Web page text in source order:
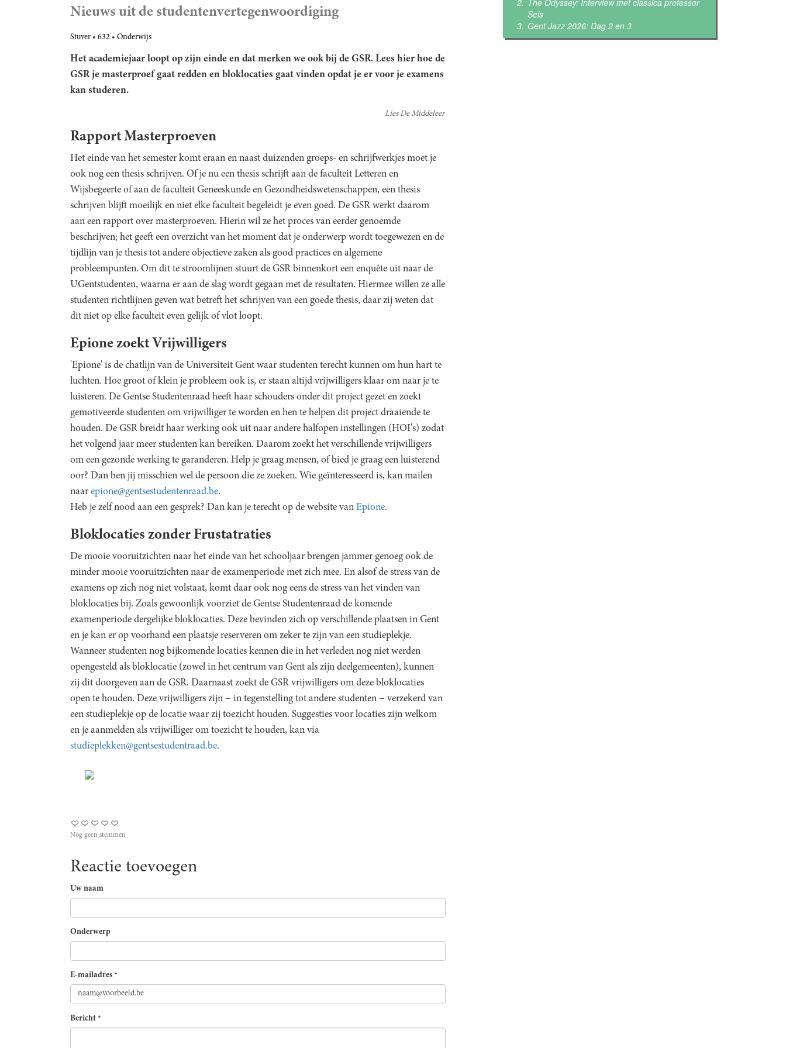
Nieuws uit de studentenvertegenwoordiging
Stuver 632 Onderwijs
Het academiejaar loopt op zijn einde en dat merken we ook bij de GSR. Lees hier hoe de
GSR je masterproef gaat redden en bloklocaties gaat vinden opdat je er voor je examens
kan studeren.
Lies De Middeleer
Rapport Masterproeven
Het einde van het semester komt eraan en naast duizenden groeps- en schrijfwerkjes moet je
ook nog een thesis schrijven. Of je nu een thesis schrijft aan de faculteit Letteren en
Wijsbegeerte of aan de faculteit Geneeskunde en Gezondheidswetenschappen, een thesis
schrijven blijft moeilijk en niet elke faculteit begeleidt je even goed. De GSR werkt daarom
aan een rapport over masterproeven. Hierin wil ze het proces van eerder genoemde
beschrijven; het geeft een overzicht van het moment dat je onderwerp wordt toegewezen en de
tijdlijn van je thesis tot andere objectieve zaken als good practices en algemene
probleempunten. Om dit te stroomlijnen stuurt de GSR binnenkort een enquête uit naar de
UGentstudenten, waarna er aan de slag wordt gegaan met de resultaten. Hiermee willen ze alle
studenten richtlijnen geven wat betreft het schrijven van een goede thesis, daar zij weten dat
dit niet op elke faculteit even gelijk of vlot loopt.
Epione zoekt Vrijwilligers
'Epione' is de chatlijn van de Universiteit Gent waar studenten terecht kunnen om hun hart te
luchten. Hoe groot of klein je probleem ook is, er staan altijd vrijwilligers klaar om naar je te
luisteren. De Gentse Studentenraad heeft haar schouders onder dit project gezet en zoekt
gemotiveerde studenten om vrijwilliger te worden en hen te helpen dit project draaiende te
houden. De GSR breidt haar werking ook uit naar andere halfopen instellingen (HOI's) zodat
het volgend jaar meer studenten kan bereiken. Daarom zoekt het verschillende vrijwilligers
om een gezonde werking te garanderen. Help je graag mensen, of bied je graag een luisterend
oor? Dan ben jij misschien wel de persoon die ze zoeken. Wie geïnteresseerd is, kan mailen
naar epione@gentsestudentenraad.be.
Heb je zelf nood aan een gesprek? Dan kan je terecht op de website van Epione.
Bloklocaties zonder Frustatraties
De mooie vooruitzichten naar het einde van het schooljaar brengen jammer genoeg ook de
minder mooie vooruitzichten naar de examenperiode met zich mee. En alsof de stress van de
examens op zich nog niet volstaat, komt daar ook nog eens de stress van het vinden van
bloklocaties bij. Zoals gewoonlijk voorziet de Gentse Studentenraad de komende
examenperiode dergelijke bloklocaties. Deze bevinden zich op verschillende plaatsen in Gent
en je kan er op voorhand een plaatsje reserveren om zeker te zijn van een studieplekje.
Wanneer studenten nog bijkomende locaties kennen die in het verleden nog niet werden
opengesteld als bloklocatie (zowel in het centrum van Gent als zijn deelgemeenten), kunnen
zij dit doorgeven aan de GSR. Daarnaast zoekt de GSR vrijwilligers om deze bloklocaties
open te houden. Deze vrijwilligers zijn − in tegenstelling tot andere studenten − verzekerd van
een studieplekje op de locatie waar zij toezicht houden. Suggesties voor locaties zijn welkom
en je aanmelden als vrijwilliger om toezicht te houden, kan via
studieplekken@gentsestudentraad.be.
Nog geen stemmen
Reactie toevoegen
Uw naam
Onderwerp
E-mailadres *
Bericht *
Sels
Gent Jazz 2026: Dag 2 en 3